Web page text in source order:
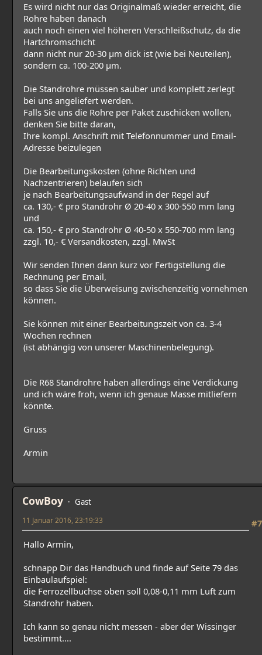
Es wird nicht nur das Originalmaß wieder erreicht, die
Rohre haben danach
auch noch einen viel höheren Verschleißschutz, da die
Hartchromschicht
dann nicht nur 20-30 µm dick ist (wie bei Neuteilen),
sondern ca. 100-200 µm.
Die Standrohre müssen sauber und komplett zerlegt
bei uns angeliefert werden.
Falls Sie uns die Rohre per Paket zuschicken wollen,
denken Sie bitte daran,
Ihre kompl. Anschrift mit Telefonnummer und Email-
Adresse beizulegen
Die Bearbeitungskosten (ohne Richten und
Nachzentrieren) belaufen sich
je nach Bearbeitungsaufwand in der Regel auf
ca. 130,- € pro Standrohr Ø 20-40 x 300-550 mm lang
und
ca. 150,- € pro Standrohr Ø 40-50 x 550-700 mm lang
zzgl. 10,- € Versandkosten, zzgl. MwSt
Wir senden Ihnen dann kurz vor Fertigstellung die
Rechnung per Email,
so dass Sie die Überweisung zwischenzeitig vornehmen
können.
Sie können mit einer Bearbeitungszeit von ca. 3-4
Wochen rechnen
(ist abhängig von unserer Maschinenbelegung).
Die R68 Standrohre haben allerdings eine Verdickung
und ich wäre froh, wenn ich genaue Masse mitliefern
könnte.
Gruss
Armin
CowBoy Gast
#7
11 Januar 2016, 23:19:33
Hallo Armin,
schnapp Dir das Handbuch und finde auf Seite 79 das
Einbaulaufspiel:
die Ferrozellbuchse oben soll 0,08-0,11 mm Luft zum
Standrohr haben.
Ich kann so genau nicht messen - aber der Wissinger
bestimmt....